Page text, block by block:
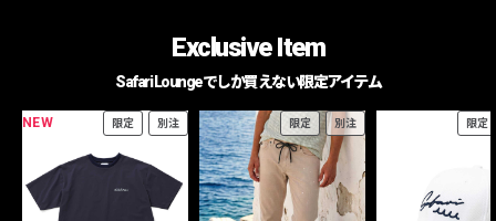
Exclusive Item
Safari Loungeでしか買えない限定アイテム
NEW 限定 別注 限定 別注 限定